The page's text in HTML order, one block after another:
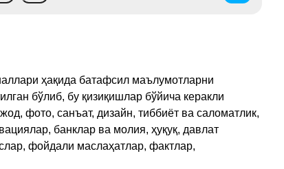
ҳақида батафсил маълумотларни
бўлиб, бу қизиқишлар бўйича керакли
фото, санъат, дизайн, тиббиёт ва саломатлик,
банклар ва молия, ҳуқуқ, давлат
фойдали маслаҳатлар, фактлар,